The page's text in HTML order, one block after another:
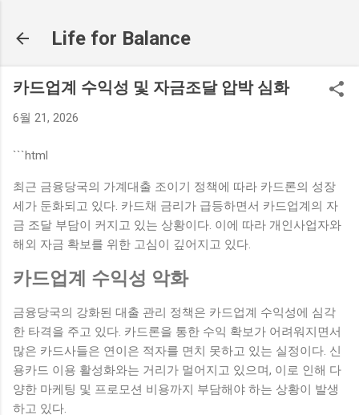
Life for Balance
카드업계 수익성 및 자금조달 압박 심화
6월 21, 2026
```html
최근 금융당국의 가계대출 조이기 정책에 따라 카드론의 성장
세가 둔화되고 있다. 카드채 금리가 급등하면서 카드업계의 자
금 조달 부담이 커지고 있는 상황이다. 이에 따라 개인사업자와
해외 자금 확보를 위한 고심이 깊어지고 있다.
카드업계 수익성 악화
금융당국의 강화된 대출 관리 정책은 카드업계 수익성에 심각
한 타격을 주고 있다. 카드론을 통한 수익 확보가 어려워지면서
많은 카드사들은 연이은 적자를 면치 못하고 있는 실정이다. 신
용카드 이용 활성화와는 거리가 멀어지고 있으며, 이로 인해 다
양한 마케팅 및 프로모션 비용까지 부담해야 하는 상황이 발생
하고 있다.